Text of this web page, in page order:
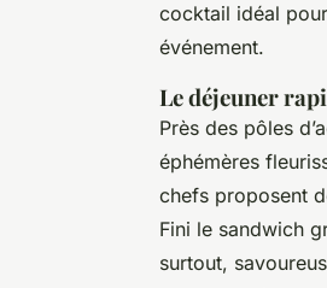
cocktail idéal
événement.
Le déjeuner
Près des pôles
éphémères
chefs proposent
Fini le sandwich
surtout,